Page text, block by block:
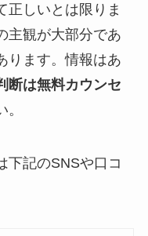
正しいとは限りま
主観が大部分であ
ります。情報はあ
断は無料カウンセ
下記のSNSや口コ